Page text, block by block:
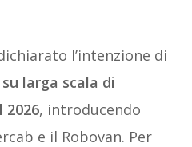
l’intenzione di
larga scala di
2026, introducendo
e il Robovan. Per